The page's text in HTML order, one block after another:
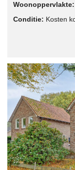
Woonoppervlakte:
Conditie: Kosten